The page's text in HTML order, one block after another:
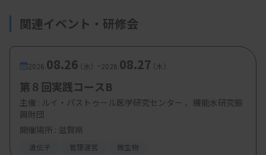
関連イベント・研修会
2026. 08.26（水） -2026. 08.27（木）
第８回実践コースB
主催 : ルイ・パストゥール医学研究センター 、機能水研究振
興財団
開催場所 : 滋賀県
遺伝子 管理運営 微生物